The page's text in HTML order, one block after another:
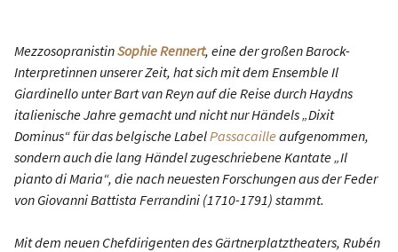
MezzosopranistinSophie Rennert, eine der großen Barock-
Interpretinnen unserer Zeit, hat sich mit dem Ensemble Il
Giardinello unter Bart van Reyn auf die Reise durch Haydns
italienische Jahre gemacht und nicht nur Händels „Dixit
Dominus“ für das belgische LabelPassacaille aufgenommen,
sondern auch die lang Händel zugeschriebene Kantate „Il
pianto di Maria“, die nach neuesten Forschungen aus der Feder
von Giovanni Battista Ferrandini (1710-1791) stammt.
Mit dem neuen Chefdirigenten des Gärtnerplatztheaters, Rubén